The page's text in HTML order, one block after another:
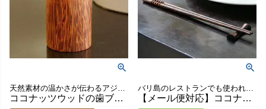
天然素材の温かさが伝わるアジアン雑貨
ココナッツウッドの歯ブラシ立て[11282]【アジアン雑貨のアジア工房本店】
バリ島のレストランでも使われている人気のお箸とお箸置きのお得なセット
【メール便対応】ココナッツウッドのお箸Bタイプ[箸置きセット][11024]【アジアン雑貨のアジア工房本店】